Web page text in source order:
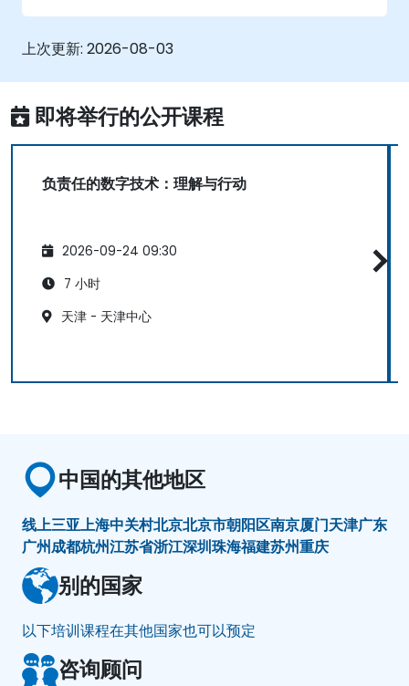
上次更新: 2026-08-03
即将举行的公开课程
负责任的数字技术：理解与行动
2026-09-24 09:30
7 小时
天津 - 天津中心
中国的其他地区
线上三亚上海中关村北京北京市朝阳区南京厦门天津广东
广州成都杭州江苏省浙江深圳珠海福建苏州重庆
别的国家
以下培训课程在其他国家也可以预定
咨询顾问